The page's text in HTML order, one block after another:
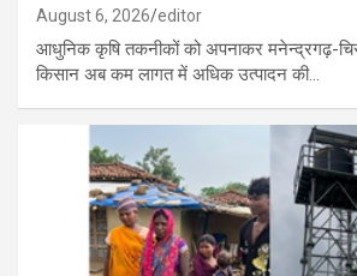
August 6, 2026 editor
आधुनिक कृषि तकनीकों को अपनाकर मनेन्द्रगढ़-
किसान अब कम लागत में अधिक उत्पादन की…